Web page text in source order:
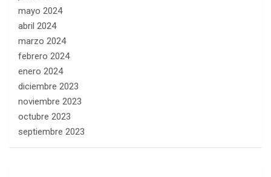
mayo 2024
abril 2024
marzo 2024
febrero 2024
enero 2024
diciembre 2023
noviembre 2023
octubre 2023
septiembre 2023